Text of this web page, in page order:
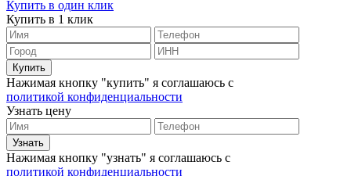
Купить в один клик
Купить в 1 клик
Нажимая кнопку "купить" я соглашаюсь с
политикой конфиденциальности
Узнать цену
Нажимая кнопку "узнать" я соглашаюсь с
политикой конфиденциальности